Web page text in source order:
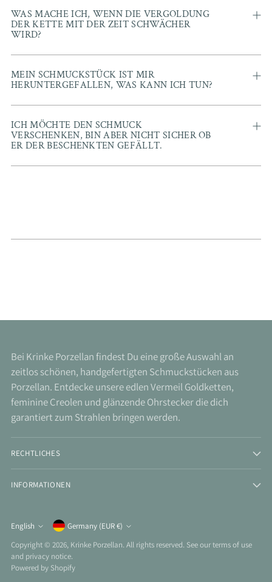
WAS MACHE ICH, WENN DIE VERGOLDUNG
DER KETTE MIT DER ZEIT SCHWÄCHER
WIRD?
MEIN SCHMUCKSTÜCK IST MIR
HERUNTERGEFALLEN, WAS KANN ICH TUN?
ICH MÖCHTE DEN SCHMUCK
VERSCHENKEN, BIN ABER NICHT SICHER OB
ER DER BESCHENKTEN GEFÄLLT.
Bei Krinke Porzellan findest Du eine große Auswahl an
zeitlos schönen, handgefertigten Schmuckstücken aus
Porzellan. Entdecke unsere edlen Vermeil Goldketten,
feminine Creolen und glänzende Ohrstecker die dich
garantiert zum Strahlen bringen werden.
RECHTLICHES
INFORMATIONEN
Language
English Currency
Germany (EUR €)
Copyright © 2026, Krinke Porzellan. All rights reserved. See our terms of use
and privacy notice.
Powered by Shopify